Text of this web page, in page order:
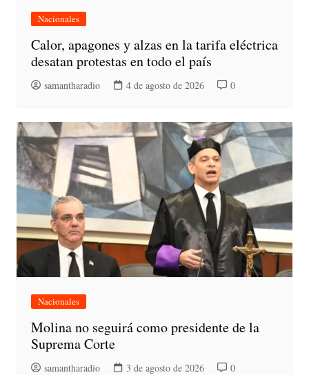
Nacionales
Calor, apagones y alzas en la tarifa eléctrica
desatan protestas en todo el país
samantharadio 4 de agosto de 2026 0
Nacionales
Molina no seguirá como presidente de la
Suprema Corte
samantharadio 3 de agosto de 2026 0